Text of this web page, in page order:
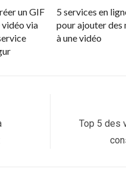
un GIF
vidéo via
5 services en
pour ajouter des
à une vidéo
Next
Top 5 des